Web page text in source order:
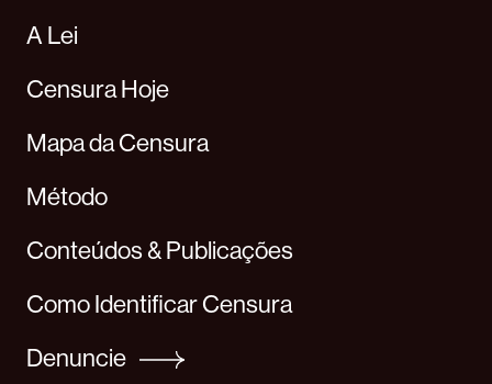
A Lei
Censura Hoje
Mapa da Censura
Método
Conteúdos & Publicações
Como Identificar Censura
Denuncie